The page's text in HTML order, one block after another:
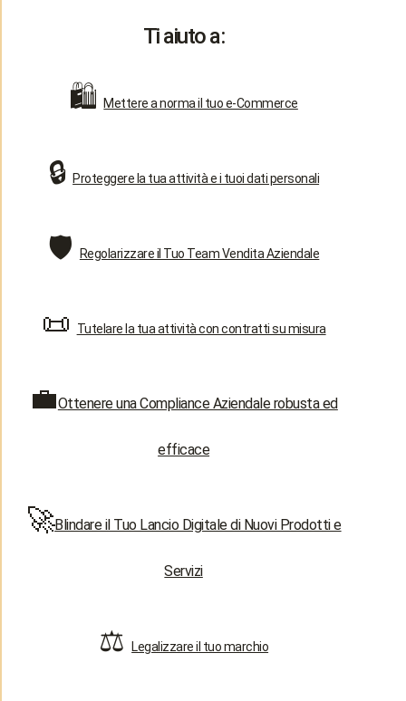
Ti aiuto a:
🛍️Mettere a norma il tuo e-Commerce
🔒Proteggere la tua attività e i tuoi dati personali
🛡️ Regolarizzare il Tuo Team Vendita Aziendale
📜 Tutelare la tua attività con contratti su misura
💼Ottenere una Compliance Aziendale robusta ed
efficace
🚀Blindare il Tuo Lancio Digitale di Nuovi Prodotti e
Servizi
⚖️Legalizzare il tuo marchio